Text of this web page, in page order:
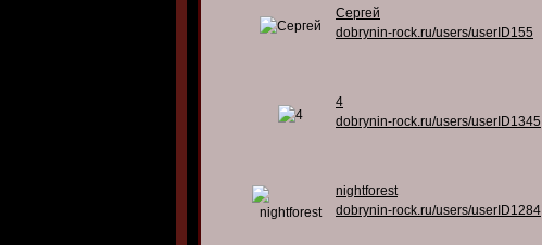
Сергей
dobrynin-rock.ru/users/userID155
4
dobrynin-rock.ru/users/userID1345
nightforest
dobrynin-rock.ru/users/userID1284